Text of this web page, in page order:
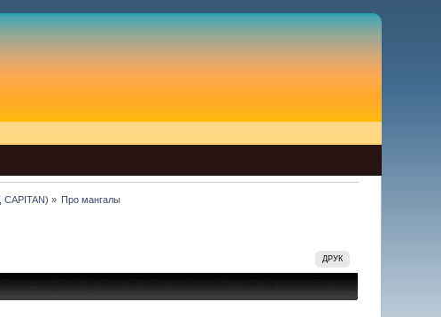
,CAPITAN) » Про мангалы
ДРУК